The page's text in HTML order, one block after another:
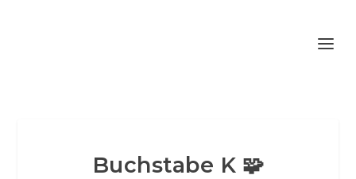
Buchstabe K 🧩